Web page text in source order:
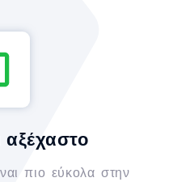
αξέχαστο
πιο εύκολα στην